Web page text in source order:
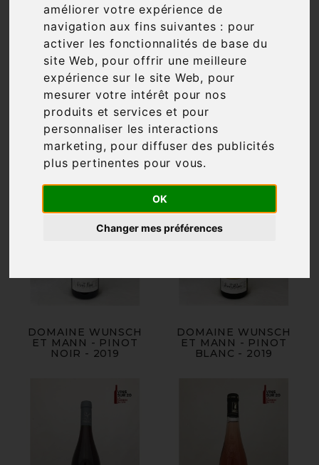
améliorer votre expérience de
navigation aux fins suivantes : pour
activer les fonctionnalités de base du
site Web, pour offrir une meilleure
expérience sur le site Web, pour
mesurer votre intérêt pour nos
produits et services et pour
personnaliser les interactions
marketing, pour diffuser des publicités
plus pertinentes pour vous.
OK
Changer mes préférences
 Filtre 17 articles
Pertinence
DOMAINE WUNSCH
ET MANN - PINOT
NOIR - 2019
DOMAINE WUNSCH
ET MANN - PINOT
BLANC - 2019